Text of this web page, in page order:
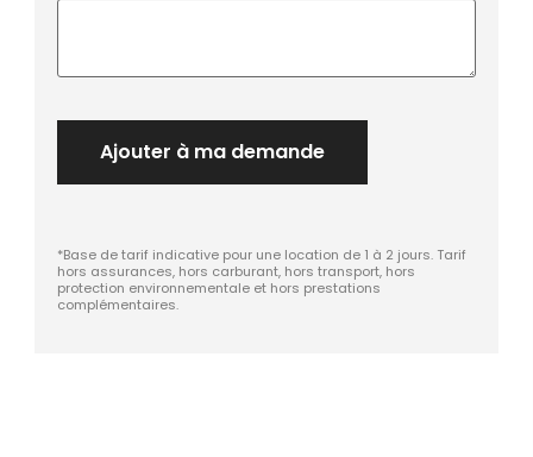
Ajouter à ma demande
*Base de tarif indicative pour une location de 1 à 2 jours. Tarif
hors assurances, hors carburant, hors transport, hors
protection environnementale et hors prestations
complémentaires.